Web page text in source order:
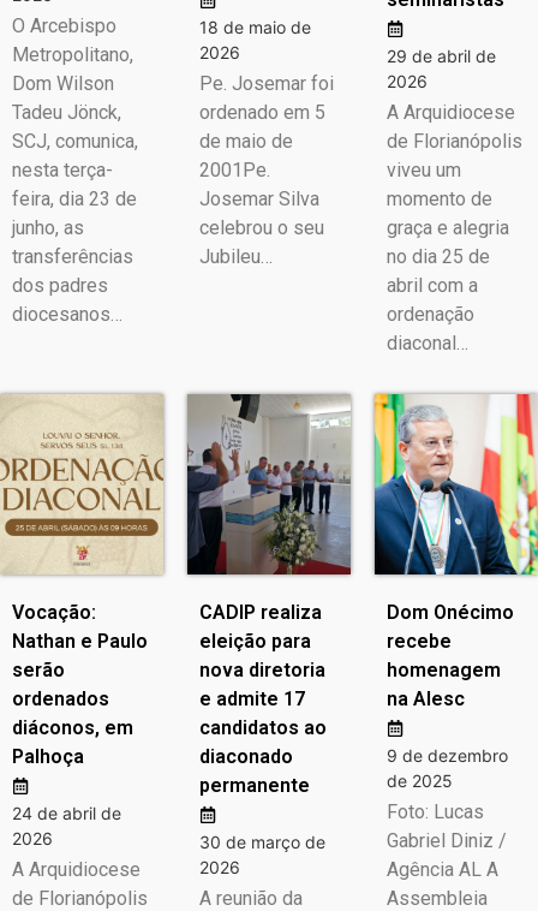
O Arcebispo
Metropolitano,
Dom Wilson
Tadeu Jönck,
SCJ, comunica,
nesta terça-
feira, dia 23 de
junho, as
transferências
dos padres
diocesanos…
18 de maio de
2026
Pe. Josemar foi
ordenado em 5
de maio de
2001Pe.
Josemar Silva
celebrou o seu
Jubileu…
29 de abril de
2026
A Arquidiocese
de Florianópolis
viveu um
momento de
graça e alegria
no dia 25 de
abril com a
ordenação
diaconal…
Vocação:
Nathan e Paulo
serão
ordenados
diáconos, em
Palhoça
24 de abril de
2026
A Arquidiocese
de Florianópolis
CADIP realiza
eleição para
nova diretoria
e admite 17
candidatos ao
diaconado
permanente
30 de março de
2026
A reunião da
Dom Onécimo
recebe
homenagem
na Alesc
9 de dezembro
de 2025
Foto: Lucas
Gabriel Diniz /
Agência AL A
Assembleia